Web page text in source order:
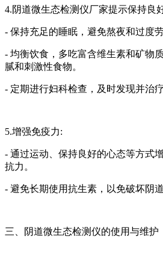
4.阴道微生态检测仪厂家提示保持良
- 保持充足的睡眠，避免熬夜和过度劳
- 均衡饮食，多吃富含维生素和矿物
腻和刺激性食物。
- 定期进行妇科检查，及时发现并治
5.增强免疫力:
- 通过运动、保持良好的心态等方式
抗力。
- 避免长期使用抗生素，以免破坏阴
三、阴道微生态检测仪的使用与维护